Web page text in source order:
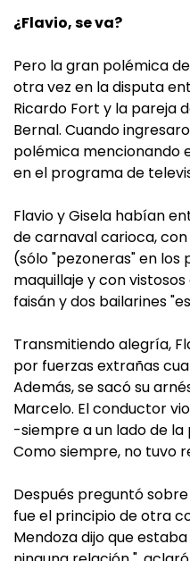
¿Flavio, se va?
Pero la gran polémica
otra vez en la disputa
Ricardo Fort y la pareja
Bernal. Cuando
polémica mencionando
en el programa de
Flavio y Gisela habían
de carnaval carioca,
(sólo "pezoneras" en
maquillaje y con
faisán y dos bailarines
Transmitiendo alegría,
por fuerzas extrañas
Además, se sacó su
Marcelo. El conductor
-siempre a un lado de
Como siempre, no tuvo
Después preguntó
fue el principio de otra
Mendoza dijo que